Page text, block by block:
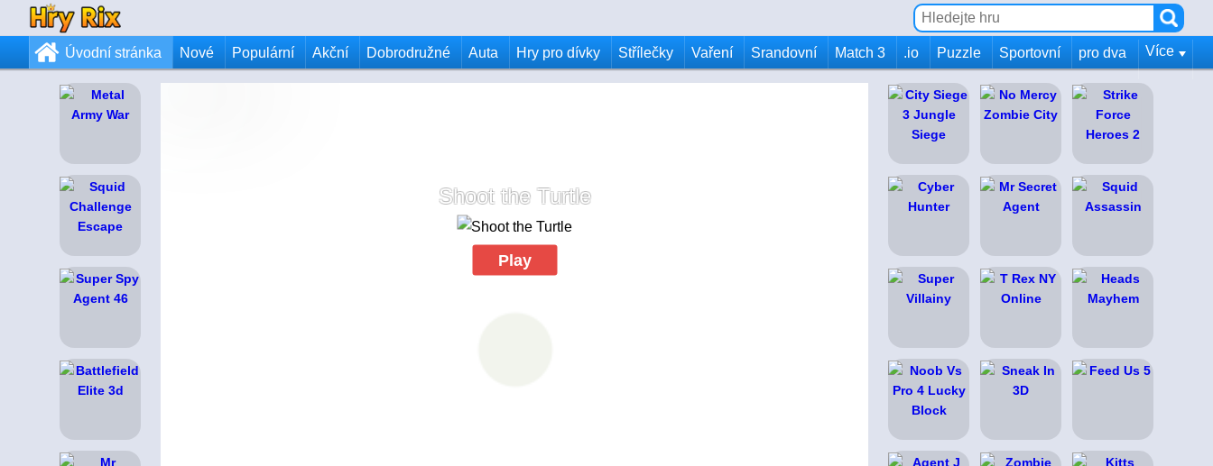
Úvodní stránka Nové Populární Akční Dobrodružné Auta Hry pro dívky Střílečky Vaření Srandovní Match 3 .io Puzzle Sportovní pro dva Více
Shoot the Turtle
Play